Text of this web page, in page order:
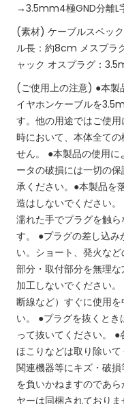
→3.5mm4極GND分離L
(素材) ケーブルスペッ
ル長：約8cm メスプラ
ャック オスプラグ：
(ご使用上の注意) ●本製
イヤホンケーブルを
す。他の用途ではご使用
時において、本体全て
せん。
●本製品の使用
ータの破損には一切の
承ください。●本製品を
造はしないでください。
濡れた手でプラグを触
す。
●プラグの差し込み
い。ショート、発火など
部分・取付部分を無理な
加工しないでください。
断線など）すぐに使用
い。
●プラグを抜くと
って抜いてください。
●
ほこりなどは取り除いて
関連機器等にキズ・破
を負いかねますのであら
ヤーは同梱されておりま